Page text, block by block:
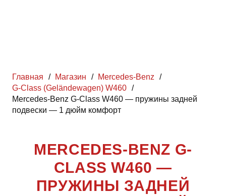
Главная / Магазин / Mercedes-Benz
/
G-Class (Geländewagen) W460 /
Mercedes-Benz G-Class W460 — пружины задней
подвески — 1 дюйм комфорт
MERCEDES-BENZ G-
CLASS W460 —
ПРУЖИНЫ ЗАДНЕЙ